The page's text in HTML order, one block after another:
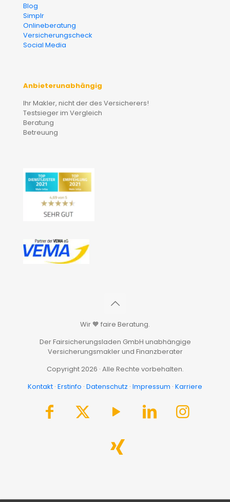
Blog
Simplr
Onlineberatung
Versicherungscheck
Social Media
Anbieterunabhängig
Ihr Makler, nicht der des Versicherers!
Testsieger im Vergleich
Beratung
Betreuung
Wir 🧡 faire Beratung.
Der Fairsicherungsladen GmbH unabhängige
Versicherungsmakler und Finanzberater
Copyright 2026 · Alle Rechte vorbehalten.
Kontakt · Erstinfo · Datenschutz · Impressum · Karriere